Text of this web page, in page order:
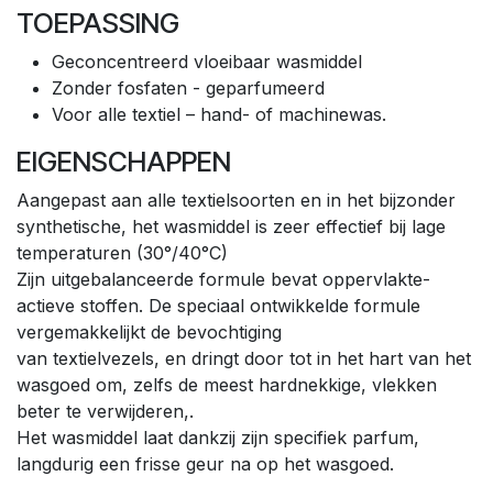
TOEPASSING
Geconcentreerd vloeibaar wasmiddel
Zonder fosfaten - geparfumeerd
Voor alle textiel – hand- of machinewas.
EIGENSCHAPPEN
Aangepast aan alle textielsoorten en in het bijzonder
synthetische, het wasmiddel is zeer effectief bij lage
temperaturen (30°/40°C)
Zijn uitgebalanceerde formule bevat oppervlakte-
actieve stoffen. De speciaal ontwikkelde formule
vergemakkelijkt de bevochtiging
van textielvezels, en dringt door tot in het hart van het
wasgoed om, zelfs de meest hardnekkige, vlekken
beter te verwijderen,.
Het wasmiddel laat dankzij zijn specifiek parfum,
langdurig een frisse geur na op het wasgoed.